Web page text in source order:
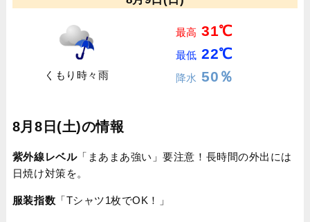
くもり時々雨
最高 31℃
最低 22℃
降水 50％
8月8日(土)の情報
紫外線レベル「まあまあ強い」要注意！長時間の外出には
日焼け対策を。
服装指数 「Tシャツ1枚でOK！」